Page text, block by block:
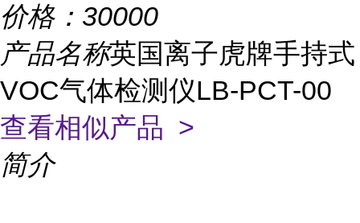
价格： 30000
产品名称英国离子虎牌手持式
VOC气体检测仪LB-PCT-00
查看相似产品 >
简介